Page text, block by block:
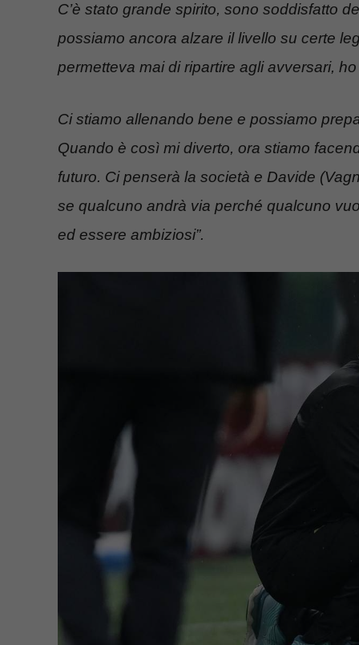
C’è stato grande spirito, sono soddisfatto
possiamo ancora alzare il livello su certe
permetteva mai di ripartire agli avversari,
Ci stiamo allenando bene e possiamo
Quando è così mi diverto, ora stiamo
futuro. Ci penserà la società e Davide
se qualcuno andrà via perché qualcuno
ed essere ambiziosi”.